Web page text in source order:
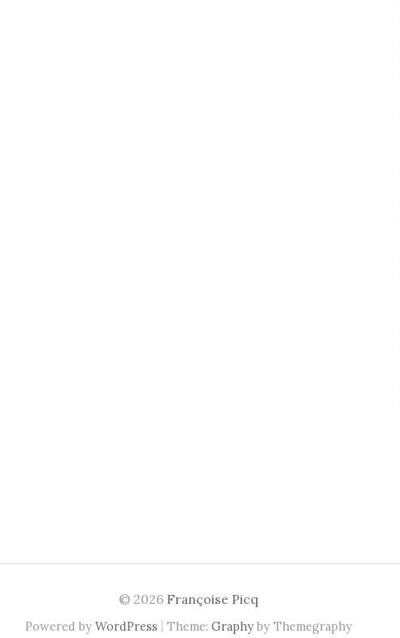
© 2026 Françoise Picq
Powered by WordPress | Theme: Graphy by Themegraphy